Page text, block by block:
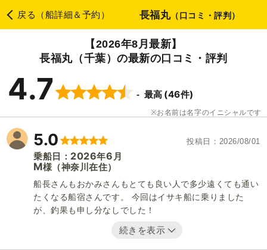
戻る（船詳細＆予約） 長福丸（口コミ・評判）
【2026年8月最新】
長福丸（千葉）の最新の口コミ・評判
4.7 最高 (46件)
お名前は名字のイニシャルです
5.0 投稿日 2026/08/01
乗船日： 2026年6 月
M様 （神奈川在住）
船長さんもおかみさんもとても良い人で多少遠くても通い
たくなる船宿さんです。 今回はイサキ船に乗りました
が、釣果も申し分なしでした！
続きを表示